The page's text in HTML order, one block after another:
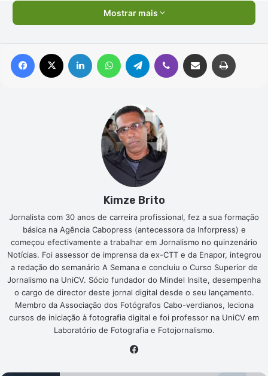
Mostrar mais
Facebook Linkedin WhatsAppTelegram Viber Compartilhar via e-mail
Kimze Brito
Jornalista com 30 anos de carreira profissional, fez a sua formação
básica na Agência Cabopress (antecessora da Inforpress) e
começou efectivamente a trabalhar em Jornalismo no quinzenário
Notícias. Foi assessor de imprensa da ex-CTT e da Enapor, integrou
a redação do semanário A Semana e concluiu o Curso Superior de
Jornalismo na UniCV. Sócio fundador do Mindel Insite, desempenha
o cargo de director deste jornal digital desde o seu lançamento.
Membro da Associação dos Fotógrafos Cabo-verdianos, leciona
cursos de iniciação à fotografia digital e foi professor na UniCV em
Laboratório de Fotografia e Fotojornalismo.